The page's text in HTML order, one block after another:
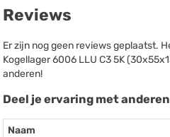
Reviews
Er zijn nog geen reviews geplaatst.
Kogellager 6006 LLU C3 5K
anderen!
Deel je ervaring met anderen
Naam